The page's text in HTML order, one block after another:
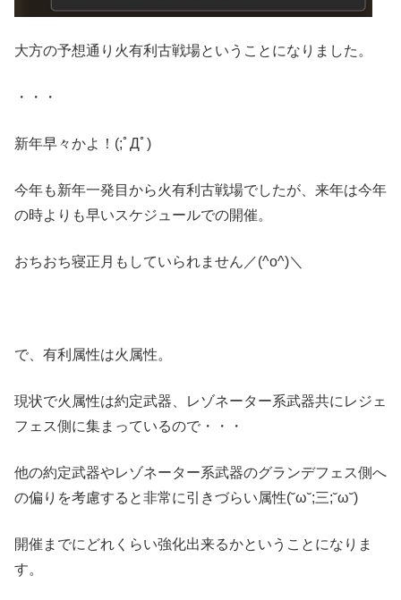
大方の予想通り火有利古戦場ということになりました。
・・・
新年早々かよ！(;ﾟДﾟ)
今年も新年一発目から火有利古戦場でしたが、来年は今年
の時よりも早いスケジュールでの開催。
おちおち寝正月もしていられません／(^o^)＼
で、有利属性は火属性。
現状で火属性は約定武器、レゾネーター系武器共にレジェ
フェス側に集まっているので・・・
他の約定武器やレゾネーター系武器のグランデフェス側へ
の偏りを考慮すると非常に引きづらい属性(˘ω˘;三;˘ω˘)
開催までにどれくらい強化出来るかということになりま
す。